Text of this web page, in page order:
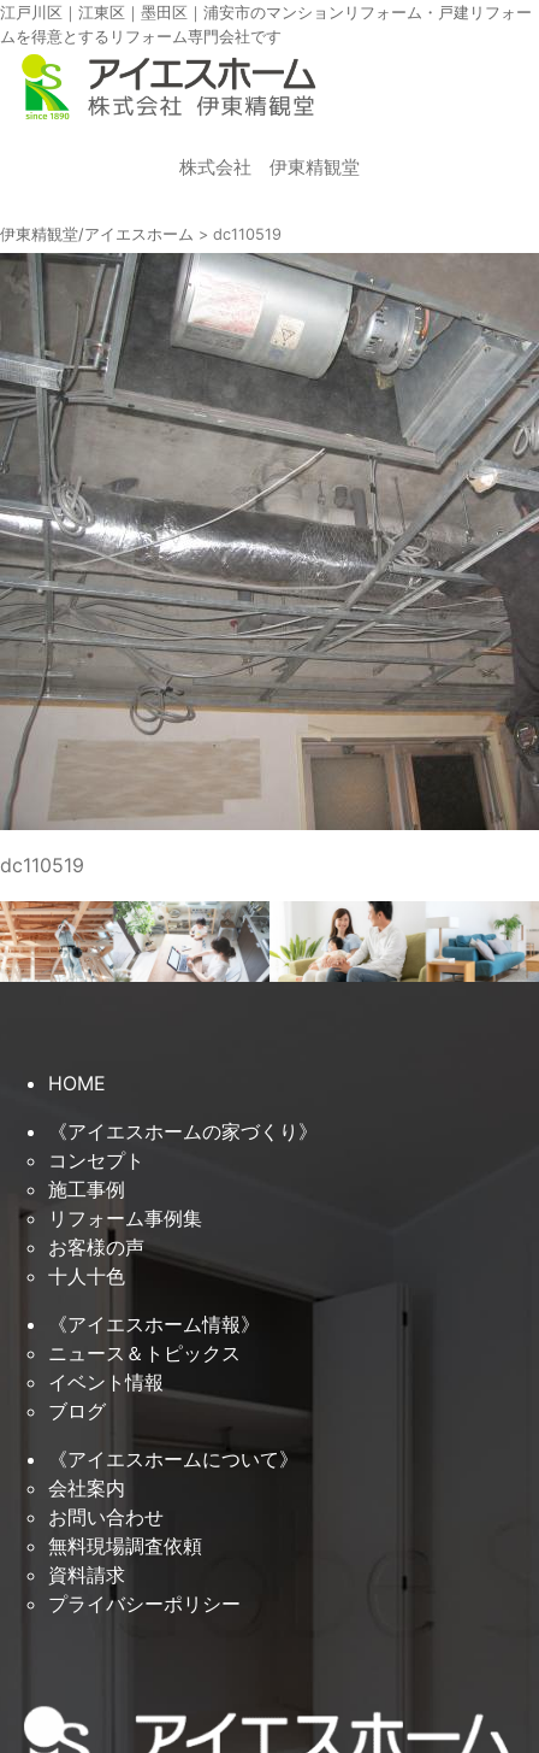
江戸川区｜江東区｜墨田区｜浦安市のマンションリフォーム・戸建リフォー
ムを得意とするリフォーム専門会社です
株式会社 伊東精観堂
伊東精観堂/アイエスホーム > dc110519
dc110519
HOME
《アイエスホームの家づくり》
コンセプト
施工事例
リフォーム事例集
お客様の声
十人十色
《アイエスホーム情報》
ニュース＆トピックス
イベント情報
ブログ
《アイエスホームについて》
会社案内
お問い合わせ
無料現場調査依頼
資料請求
プライバシーポリシー